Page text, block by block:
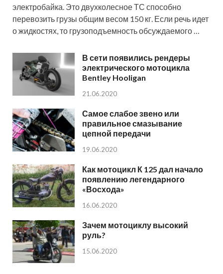
электробайка. Это двухколесное ТС способно
перевозить грузы общим весом 150 кг. Если речь идет
о жидкостях, то грузоподъемность обсуждаемого …
В сети появились рендеры
электрического мотоцикла
Bentley Hooligan
21.06.2020
Самое слабое звено или
правильное смазывание
цепной передачи
19.06.2020
Как мотоцикл К 125 дал начало
появлению легендарного
«Восхода»
16.06.2020
Зачем мотоциклу высокий
руль?
15.06.2020